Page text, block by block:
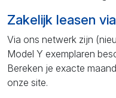
Zakelijk leasen
Via ons netwerk zijn
Model Y exemplaren
Bereken je exacte
onze site.